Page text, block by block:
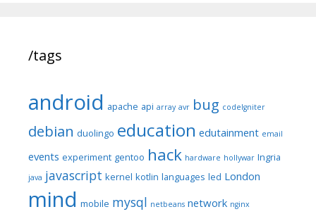
/tags
android apache api array avr bug codeIgniter
debian duolingo education edutainment email
events experiment gentoo hack hardware hollywar Ingria
java javascript kernel kotlin languages led London
mind mobile mysql netbeans network nginx